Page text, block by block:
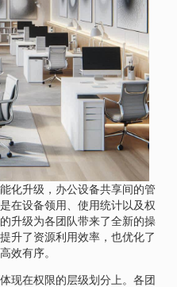
化升级，办公设备共享间的管
在设备领用、使用统计以及权
升级为各团队带来了全新的操
升了资源利用效率，也优化了
效有序。
现在权限的层级划分上。各团